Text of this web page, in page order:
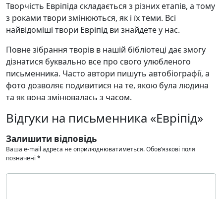
Творчість Евріпіда складається з різних етапів, а тому
з роками твори змінюються, як і їх теми. Всі
найвідоміші твори Евріпід ви знайдете у нас.
Повне зібрання творів в нашій бібліотеці дає змогу
дізнатися буквально все про свого улюбленого
письменника. Часто автори пишуть автобіографії, а
фото дозволяє подивитися на те, якою була людина
та як вона змінювалась з часом.
Відгуки на письменника «Евріпід»
Залишити відповідь
Ваша e-mail адреса не оприлюднюватиметься.Обов’язкові поля
позначені *